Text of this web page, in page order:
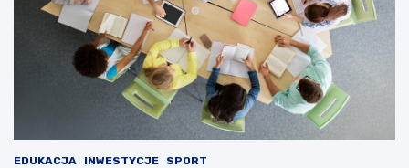
EDUKACJA INWESTYCJE SPORT